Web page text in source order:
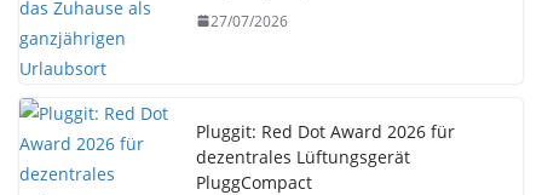
27/07/2026
Pluggit: Red Dot Award 2026 für
dezentrales Lüftungsgerät
PluggCompact